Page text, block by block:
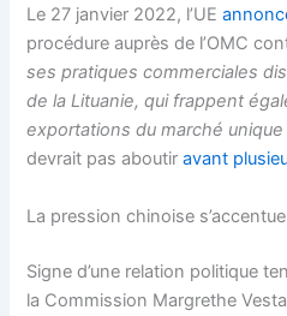
Le 27 janvier 2022, l’UE
procédure auprès de l’OMC
ses pratiques commerciales
de la Lituanie, qui frappent
exportations du marché unique
devrait pas aboutiravant
La pression chinoise
Signe d’une relation politique
la Commission Margrethe